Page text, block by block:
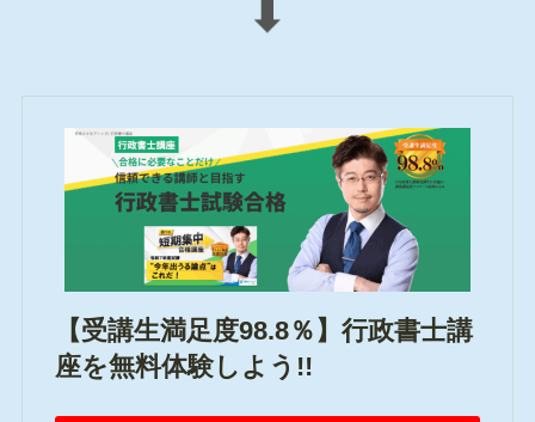
【受講生満足度98.8％】行政書士講
座を無料体験しよう!!